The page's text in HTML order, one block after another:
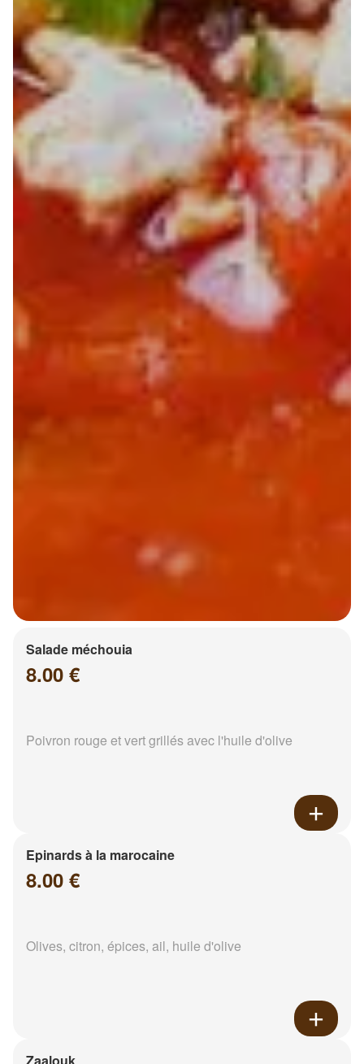
Salade méchouia
8.00 €
Poivron rouge et vert grillés avec l'huile d'olive
Epinards à la marocaine
8.00 €
Olives, citron, épices, ail, huile d'olive
Zaalouk